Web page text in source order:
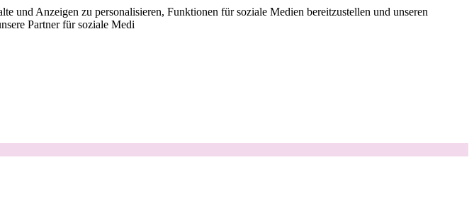
und Anzeigen zu personalisieren, Funktionen für soziale Medien bereitzustellen und unseren
Partner für soziale Medi